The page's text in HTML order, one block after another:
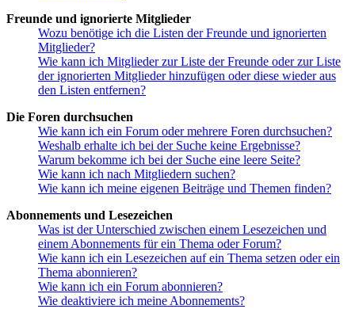
Freunde und ignorierte Mitglieder
Wozu benötige ich die Listen der Freunde und ignorierten
Mitglieder?
Wie kann ich Mitglieder zur Liste der Freunde oder zur Liste
der ignorierten Mitglieder hinzufügen oder diese wieder aus
den Listen entfernen?
Die Foren durchsuchen
Wie kann ich ein Forum oder mehrere Foren durchsuchen?
Weshalb erhalte ich bei der Suche keine Ergebnisse?
Warum bekomme ich bei der Suche eine leere Seite?
Wie kann ich nach Mitgliedern suchen?
Wie kann ich meine eigenen Beiträge und Themen finden?
Abonnements und Lesezeichen
Was ist der Unterschied zwischen einem Lesezeichen und
einem Abonnements für ein Thema oder Forum?
Wie kann ich ein Lesezeichen auf ein Thema setzen oder ein
Thema abonnieren?
Wie kann ich ein Forum abonnieren?
Wie deaktiviere ich meine Abonnements?